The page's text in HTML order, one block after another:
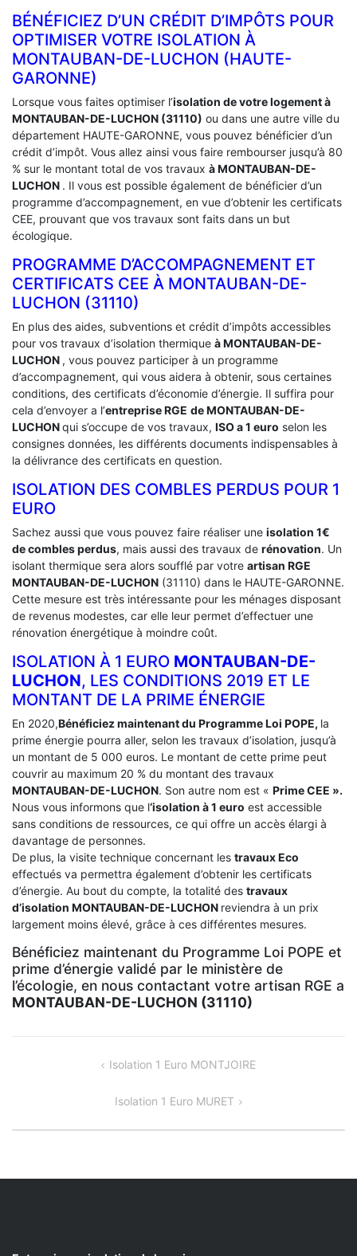
BÉNÉFICIEZ D’UN CRÉDIT D’IMPÔTS POUR
OPTIMISER VOTRE ISOLATION À
‎MONTAUBAN-DE-LUCHON (HAUTE-
GARONNE)
Lorsque vous faites optimiser l’isolation de votre logement à
MONTAUBAN-DE-LUCHON (31110) ou dans une autre ville du
département HAUTE-GARONNE, vous pouvez bénéficier d’un
crédit d’impôt. Vous allez ainsi vous faire rembourser jusqu’à 80
% sur le montant total de vos travaux à MONTAUBAN-DE-
LUCHON . Il vous est possible également de bénéficier d’un
programme d’accompagnement, en vue d’obtenir les certificats
CEE, prouvant que vos travaux sont faits dans un but
écologique.
PROGRAMME D’ACCOMPAGNEMENT ET
CERTIFICATS CEE À ‎MONTAUBAN-DE-
LUCHON (31110)
En plus des aides, subventions et crédit d’impôts accessibles
pour vos travaux d’isolation thermique à MONTAUBAN-DE-
LUCHON , vous pouvez participer à un programme
d’accompagnement, qui vous aidera à obtenir, sous certaines
conditions, des certificats d’économie d’énergie. Il suffira pour
cela d’envoyer a l’entreprise RGE de MONTAUBAN-DE-
LUCHONqui s’occupe de vos travaux, ISO a 1 euro selon les
consignes données, les différents documents indispensables à
la délivrance des certificats en question.
ISOLATION DES COMBLES PERDUS POUR 1
EURO
Sachez aussi que vous pouvez faire réaliser une isolation 1€
de combles perdus, mais aussi des travaux de rénovation. Un
isolant thermique sera alors soufflé par votre artisan RGE
MONTAUBAN-DE-LUCHON (31110) dans le HAUTE-GARONNE.
Cette mesure est très intéressante pour les ménages disposant
de revenus modestes, car elle leur permet d’effectuer une
rénovation énergétique à moindre coût.
ISOLATION À 1 EURO MONTAUBAN-DE-
LUCHON, LES CONDITIONS 2019 ET LE
MONTANT DE LA PRIME ÉNERGIE
En 2020,Bénéficiez maintenant du Programme Loi POPE, la
prime énergie pourra aller, selon les travaux d’isolation, jusqu’à
un montant de 5 000 euros. Le montant de cette prime peut
couvrir au maximum 20 % du montant des travaux
MONTAUBAN-DE-LUCHON. Son autre nom est « Prime CEE ».
Nous vous informons que l‘isolation à 1 euro est accessible
sans conditions de ressources, ce qui offre un accès élargi à
davantage de personnes.
De plus, la visite technique concernant les travaux Eco
effectués va permettra également d’obtenir les certificats
d’énergie. Au bout du compte, la totalité des travaux
d’isolation MONTAUBAN-DE-LUCHON reviendra à un prix
largement moins élevé, grâce à ces différentes mesures.
Bénéficiez maintenant du Programme Loi POPE et
prime d’énergie validé par le ministère de
l’écologie, en nous contactant votre artisan RGE a
MONTAUBAN-DE-LUCHON (31110)
NAVIGATION Isolation 1 Euro MONTJOIRE
Isolation 1 Euro MURET